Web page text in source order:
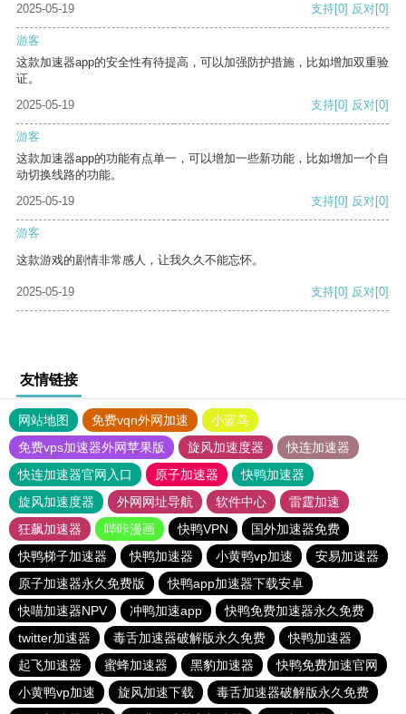
2025-05-19 支持[0] 反对[0]
游客
这款加速器app的安全性有待提高，可以加强防护措施，比如增加双重验
证。
2025-05-19
支持[0] 反对[0]
游客
这款加速器app的功能有点单一，可以增加一些新功能，比如增加一个自
动切换线路的功能。
2025-05-19
支持[0] 反对[0]
游客
这款游戏的剧情非常感人，让我久久不能忘怀。
2025-05-19 支持[0] 反对[0]
友情链接
网站地图 免费vqn外网加速
小蓝鸟
免费vps加速器外网苹果版
旋风加速度器
快连加速器
快连加速器官网入口
原子加速器
快鸭加速器
旋风加速度器
外网网址导航 软件中心
雷霆加速
狂飙加速器
哔咔漫画 快鸭VPN
国外加速器免费
快鸭梯子加速器
快鸭加速器 小黄鸭vp加速
安易加速器
原子加速器永久免费版
快鸭app加速器下载安卓
快喵加速器NPV
冲鸭加速app
快鸭免费加速器永久免费
twitter加速器
毒舌加速器破解版永久免费
快鸭加速器
起飞加速器
蜜蜂加速器 黑豹加速器
快鸭免费加速官网
小黄鸭vp加速
旋风加速下载
毒舌加速器破解版永久免费